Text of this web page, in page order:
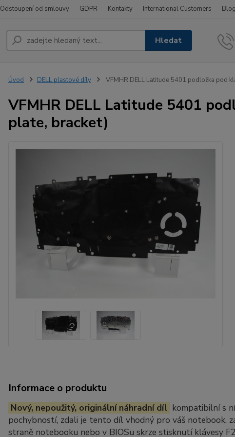
Odstoupení od smlouvy GDPR Kontakty International Customers Blog
Hledat
Úvod DELL plastové díly VFMHR DELL Latitude 5401 podložka pod
VFMHR DELL Latitude 5401
plate, bracket)
Informace o produktu
Nový, nepoužitý, originální náhradní díl kompatibilní s
pochybností, zdali je tento díl vhodný pro váš notebook,
straně notebooku nebo v BIOSu skrze stisknutí klávesy